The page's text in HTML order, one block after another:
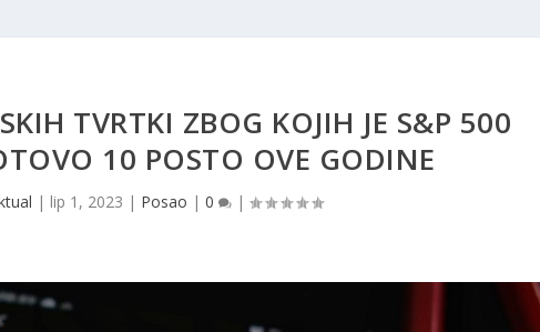
TVRTKI ZBOG KOJIH JE S&P 500
10 POSTO OVE GODINE
| lip 1, 2023 | Posao | 0 |